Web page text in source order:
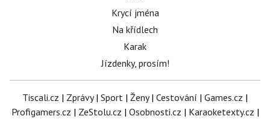
Krycí jména
Na křídlech
Karak
Jízdenky, prosím!
Tiscali.cz | Zprávy| Sport | Ženy| Cestování | Games.cz |
Profigamers.cz | ZeStolu.cz | Osobnosti.cz | Karaoketexty.cz |